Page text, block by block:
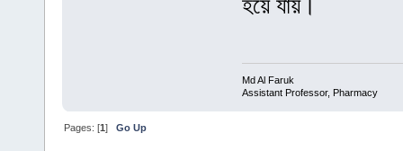
হয়ে যায়।
Md Al Faruk
Assistant Professor, Pharmacy
Pages: [1]Go Up